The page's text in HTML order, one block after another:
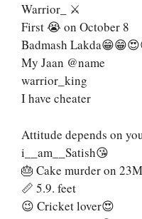
Warrior_ ⚔️
First 😭 on October 8
Badmash
My Jaan @name
warrior_king
I have cheater
Attitude depends on
i__am__Satish😘
🎂 Cake murder on
📏 5.9. feet
😉 Cricket lover😍